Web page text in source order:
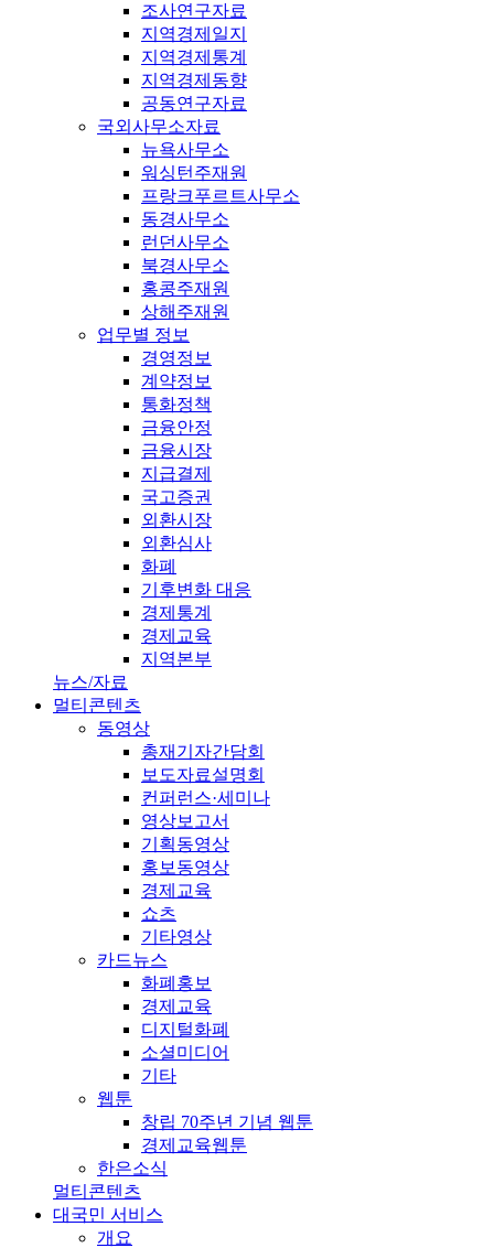
조사연구자료
지역경제일지
지역경제통계
지역경제동향
공동연구자료
국외사무소자료
뉴욕사무소
워싱턴주재원
프랑크푸르트사무소
동경사무소
런던사무소
북경사무소
홍콩주재원
상해주재원
업무별 정보
경영정보
계약정보
통화정책
금융안정
금융시장
지급결제
국고증권
외환시장
외환심사
화폐
기후변화 대응
경제통계
경제교육
지역본부
뉴스/자료
멀티콘텐츠
동영상
총재기자간담회
보도자료설명회
컨퍼런스·세미나
영상보고서
기획동영상
홍보동영상
경제교육
쇼츠
기타영상
카드뉴스
화폐홍보
경제교육
디지털화폐
소셜미디어
기타
웹툰
창립 70주년 기념 웹툰
경제교육웹툰
한은소식
멀티콘텐츠
대국민 서비스
개요